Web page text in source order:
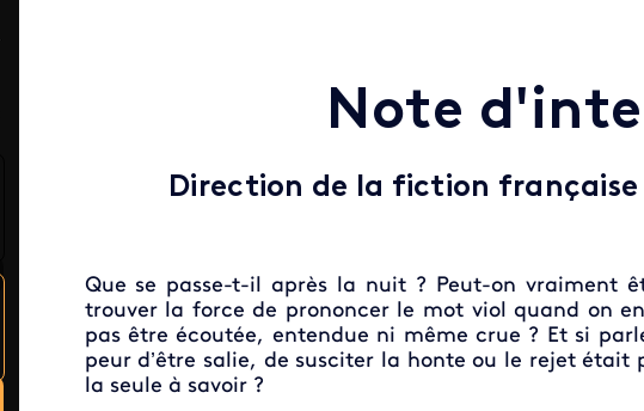
Note
Direction de la fiction française
Que se passe-t-il après la nuit ? Peut-on vraiment
trouver la force de prononcer le mot viol quand on
pas être écoutée, entendue ni même crue ? Et si
peur d’être salie, de susciter la honte ou le rejet était
la seule à savoir ?